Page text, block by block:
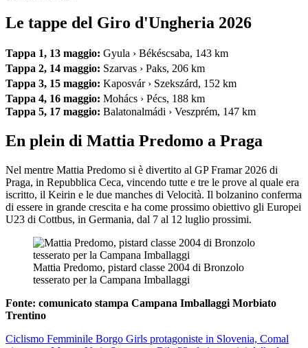
Le tappe del Giro d'Ungheria 2026
Tappa 1, 13 maggio: Gyula › Békéscsaba, 143 km
Tappa 2, 14 maggio: Szarvas › Paks, 206 km
Tappa 3, 15 maggio: Kaposvár › Szekszárd, 152 km
Tappa 4, 16 maggio: Mohács › Pécs, 188 km
Tappa 5, 17 maggio: Balatonalmádi › Veszprém, 147 km
En plein di Mattia Predomo a Praga
Nel mentre Mattia Predomo si è divertito al GP Framar 2026 di
Praga, in Repubblica Ceca, vincendo tutte e tre le prove al quale era
iscritto, il Keirin e le due manches di Velocità. Il bolzanino conferma
di essere in grande crescita e ha come prossimo obiettivo gli Europei
U23 di Cottbus, in Germania, dal 7 al 12 luglio prossimi.
Mattia Predomo, pistard classe 2004 di Bronzolo
tesserato per la Campana Imballaggi
Fonte: comunicato stampa Campana Imballaggi Morbiato
Trentino
Ciclismo Femminile Borgo Girls protagoniste in Slovenia, Comal